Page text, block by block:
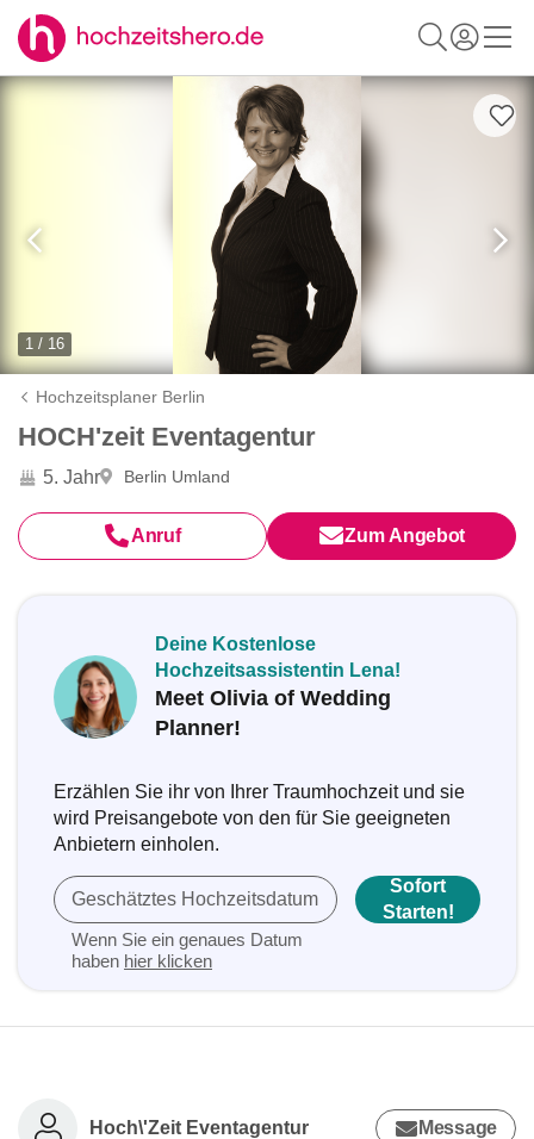
1 / 16
Hochzeitsplaner Berlin
HOCH'zeit Eventagentur
5. Jahr Berlin Umland
Anruf Zum Angebot
Deine Kostenlose
Hochzeitsassistentin Lena!
Meet Olivia of Wedding
Planner!
Erzählen Sie ihr von Ihrer Traumhochzeit und sie
wird Preisangebote von den für Sie geeigneten
Anbietern einholen.
Geschätztes Hochzeitsdatum
Wenn Sie ein genaues Datum
haben hier klicken
Sofort
Starten!
Hoch\'Zeit Eventagentur Message